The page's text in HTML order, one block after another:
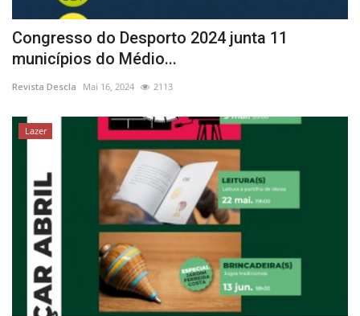
Congresso do Desporto 2024 junta 11
municípios do Médio...
Revista Descla Mai 16, 2024 2113
Lazer